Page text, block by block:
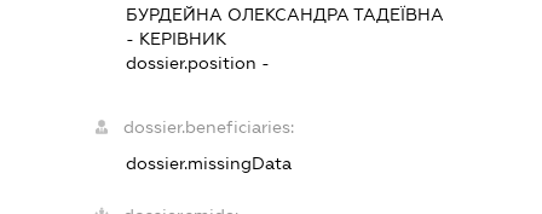
БУРДЕЙНА ОЛЕКСАНДРА ТАДЕЇВНА
- КЕРІВНИК
dossier.position -
dossier.beneficiaries:
dossier.missingData